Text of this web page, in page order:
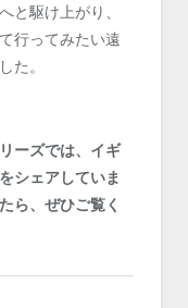
と駆け上がり、
行ってみたい遠
た。
ーズでは、イギ
シェアしていま
ら、ぜひご覧く